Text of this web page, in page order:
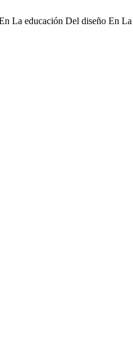
La educación Del diseño En